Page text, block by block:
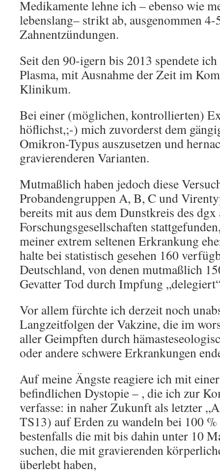
Medikamente lehne ich – ebenso wie
lebenslang– strikt ab, ausgenommen
Zahnentzündungen.
Seit den 90-igern bis 2013 spendete
Plasma, mit Ausnahme der Zeit im
Klinikum.
Bei einer (möglichen, kontrollierten)
höflichst,;-) mich zuvorderst dem
Omikron-Typus auszusetzen und
gravierenderen Varianten.
Mutmaßlich haben jedoch diese
Probandengruppen A, B, C und
bereits mit aus dem Dunstkreis des dgx
Forschungsgesellschaften
meiner extrem seltenen Erkrankung
halte bei statistisch gesehen 160
Deutschland, von denen mutmaßlich
Gevatter Tod durch Impfung
Vor allem fürchte ich derzeit noch
Langzeitfolgen der Vakzine, die im
aller Geimpften durch
oder andere schwere Erkrankungen
Auf meine Ängste reagiere ich mit
befindlichen Dystopie – , die ich zur
verfasse: in naher Zukunft als letzter
TS13) auf Erden zu wandeln bei 100
bestenfalls die mit bis dahin unter 10
suchen, die mit gravierenden
überlebt haben,